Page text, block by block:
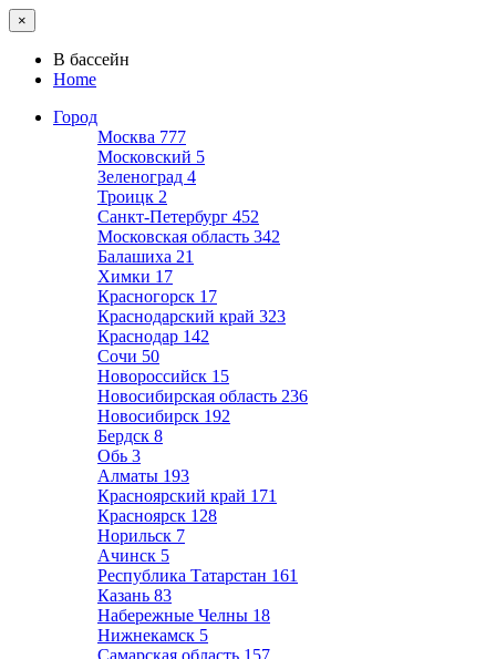
×
В бассейн
Home
Город
Москва 777
Московский 5
Зеленоград 4
Троицк 2
Санкт-Петербург 452
Московская область 342
Балашиха 21
Химки 17
Красногорск 17
Краснодарский край 323
Краснодар 142
Сочи 50
Новороссийск 15
Новосибирская область 236
Новосибирск 192
Бердск 8
Обь 3
Алматы 193
Красноярский край 171
Красноярск 128
Норильск 7
Ачинск 5
Республика Татарстан 161
Казань 83
Набережные Челны 18
Нижнекамск 5
Самарская область 157